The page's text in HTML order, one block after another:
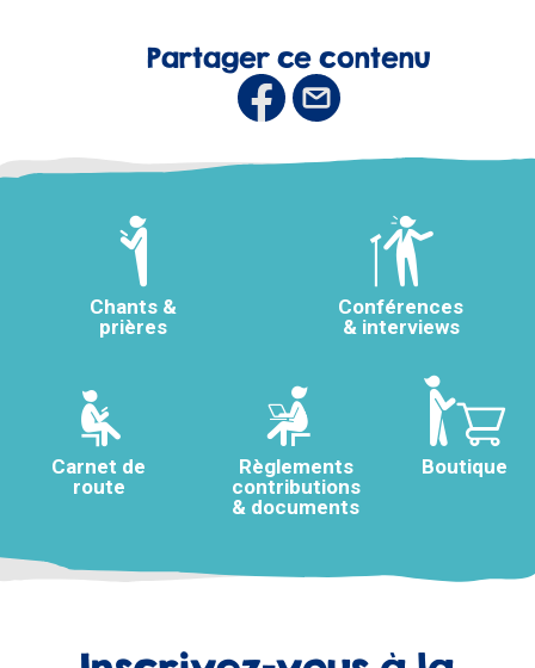
Partager ce contenu
Chants &
prières
Conférences
& interviews
Carnet de
route
Règlements
contributions
& documents
Boutique